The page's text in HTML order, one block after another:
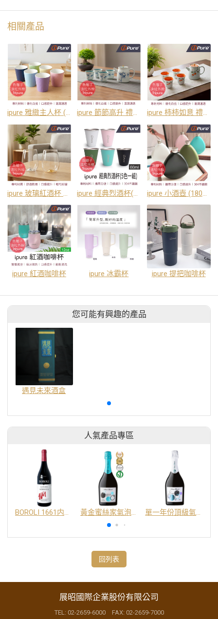
相關產品
ipure 雅緻主人杯 (220ml) ipure 節節高升 禮盒組／1 組 (壺*1個；杯子*4個) ipure 柿柿如意 禮盒組／1 組 (壺*1個；杯子*4個)
ipure 玻璃紅酒杯 禮盒／1組(杯子：金色銀色各一) ipure 經典烈酒杯(60ml)-5色1組 ipure 小酒壺 (180ml)
ipure 紅酒咖啡杯 ipure 冰霸杯 ipure 提把咖啡杯
您可能有興趣的產品
遇見未來酒盒
人氣產品專區
BOROLI 1661内比奧羅紅酒 DOC 黃金蜜絲家氣泡酒 DOC 單一年份頂級氣泡酒 DOC
回列表
展昭國際企業股份有限公司
TEL: 02-2659-6000 FAX: 02-2659-7000